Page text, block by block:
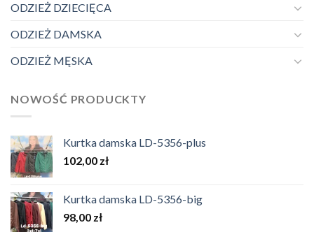
ODZIEŻ DZIECIĘCA
ODZIEŻ DAMSKA
ODZIEŻ MĘSKA
NOWOŚĆ PRODUCKTY
Kurtka damska LD-5356-plus
102,00 zł
Kurtka damska LD-5356-big
98,00 zł